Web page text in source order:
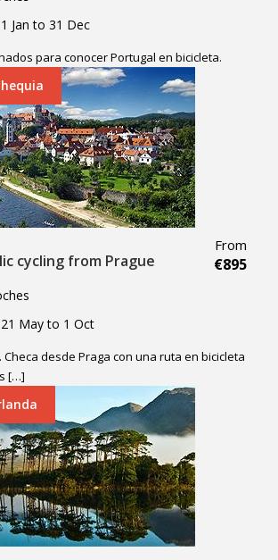
Jan to 31 Dec
para conocer Portugal en bicicleta.
cycling from Prague
From
€895
May to 1 Oct
Checa desde Praga con una ruta en bicicleta
[…]